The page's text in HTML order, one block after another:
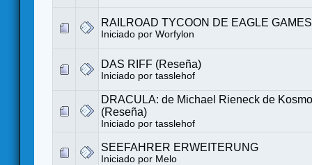
RAILROAD TYCOON DE EAGLE GAMES
Iniciado por Worfylon
DAS RIFF (Reseña)
Iniciado por tasslehof
DRACULA: de Michael Rieneck de
(Reseña)
Iniciado por tasslehof
SEEFAHRER ERWEITERUNG
Iniciado por Melo